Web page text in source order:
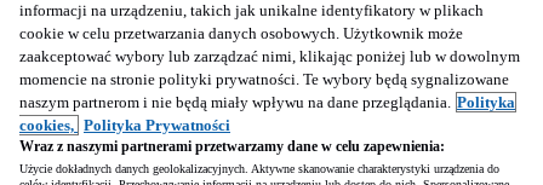
Nasze aplikacje w twoim telefonie
informacji na urządzeniu, takich jak unikalne identyfikatory w plikach
cookie w celu przetwarzania danych osobowych. Użytkownik może
zaakceptować wybory lub zarządzać nimi, klikając poniżej lub w dowolnym
momencie na stronie polityki prywatności. Te wybory będą sygnalizowane
naszym partnerom i nie będą miały wpływu na dane przeglądania. Polityka
cookies, Polityka Prywatności
Wraz z naszymi partnerami przetwarzamy dane w celu zapewnienia:
Użycie dokładnych danych geolokalizacyjnych. Aktywne skanowanie charakterystyki urządzenia do